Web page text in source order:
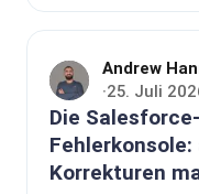
Andrew
·25. Juli
Die
Korrekturen